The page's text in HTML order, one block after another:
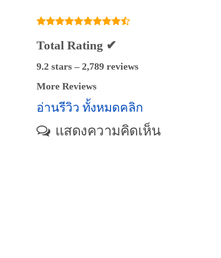
ที่นี่
Total Rating ✔
9.2 stars – 2,789 reviews
More Reviews
อ่านรีวิว ทั้งหมดคลิก
แสดงความคิดเห็น